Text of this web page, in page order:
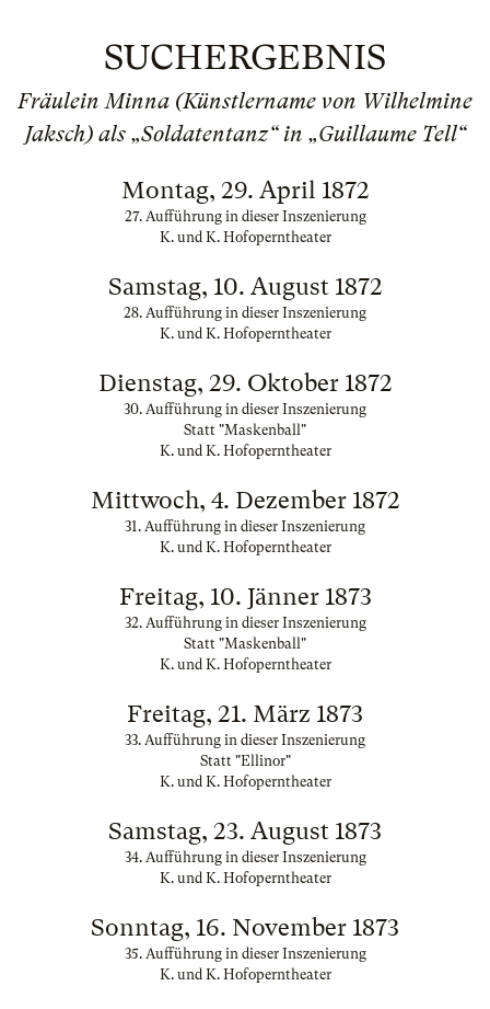
SUCHERGEBNIS
Fräulein Minna (Künstlername von Wilhelmine
Jaksch) als „Soldatentanz“ in „Guillaume Tell“
Montag, 29. April 1872
27. Aufführung in dieser Inszenierung
K. und K. Hofoperntheater
Samstag, 10. August 1872
28. Aufführung in dieser Inszenierung
K. und K. Hofoperntheater
Dienstag, 29. Oktober 1872
30. Aufführung in dieser Inszenierung
Statt "Maskenball"
K. und K. Hofoperntheater
Mittwoch, 4. Dezember 1872
31. Aufführung in dieser Inszenierung
K. und K. Hofoperntheater
Freitag, 10. Jänner 1873
32. Aufführung in dieser Inszenierung
Statt "Maskenball"
K. und K. Hofoperntheater
Freitag, 21. März 1873
33. Aufführung in dieser Inszenierung
Statt "Ellinor"
K. und K. Hofoperntheater
Samstag, 23. August 1873
34. Aufführung in dieser Inszenierung
K. und K. Hofoperntheater
Sonntag, 16. November 1873
35. Aufführung in dieser Inszenierung
K. und K. Hofoperntheater